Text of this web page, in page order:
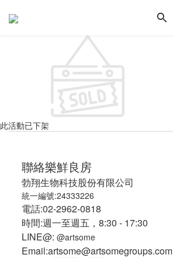
此活動已下架
聯絡樂鮮良房
勃翔生物科技股份有限公司
統一編號:24333226
電話:02-2962-0818
時間:週一至週五，8:30 - 17:30
LINE@: @artsome
Email:artsome@artsomegroups.com